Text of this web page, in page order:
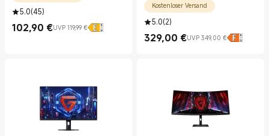
5.0(45)
102,90 €
Current Price €102.90
UVP 119,99 €
UVP 119,99 €
Kostenloser Versand
5.0(2)
329,00 €
Current Price €329.00
UVP 349,00 €
UVP 349,00 €